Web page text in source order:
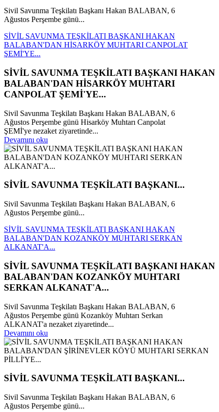
Sivil Savunma Teşkilatı Başkanı Hakan BALABAN, 6
Ağustos Perşembe günü...
SİVİL SAVUNMA TEŞKİLATI BAŞKANI HAKAN
BALABAN'DAN HİSARKÖY MUHTARI CANPOLAT
ŞEMİ'YE...
SİVİL SAVUNMA TEŞKİLATI BAŞKANI HAKAN
BALABAN'DAN HİSARKÖY MUHTARI
CANPOLAT ŞEMİ'YE...
Sivil Savunma Teşkilatı Başkanı Hakan BALABAN, 6
Ağustos Perşembe günü Hisarköy Muhtarı Canpolat
ŞEMİ'ye nezaket ziyaretinde...
Devamını oku
SİVİL SAVUNMA TEŞKİLATI BAŞKANI...
Sivil Savunma Teşkilatı Başkanı Hakan BALABAN, 6
Ağustos Perşembe günü...
SİVİL SAVUNMA TEŞKİLATI BAŞKANI HAKAN
BALABAN'DAN KOZANKÖY MUHTARI SERKAN
ALKANAT'A...
SİVİL SAVUNMA TEŞKİLATI BAŞKANI HAKAN
BALABAN'DAN KOZANKÖY MUHTARI
SERKAN ALKANAT'A...
Sivil Savunma Teşkilatı Başkanı Hakan BALABAN, 6
Ağustos Perşembe günü Kozanköy Muhtarı Serkan
ALKANAT'a nezaket ziyaretinde...
Devamını oku
SİVİL SAVUNMA TEŞKİLATI BAŞKANI...
Sivil Savunma Teşkilatı Başkanı Hakan BALABAN, 6
Ağustos Perşembe günü...